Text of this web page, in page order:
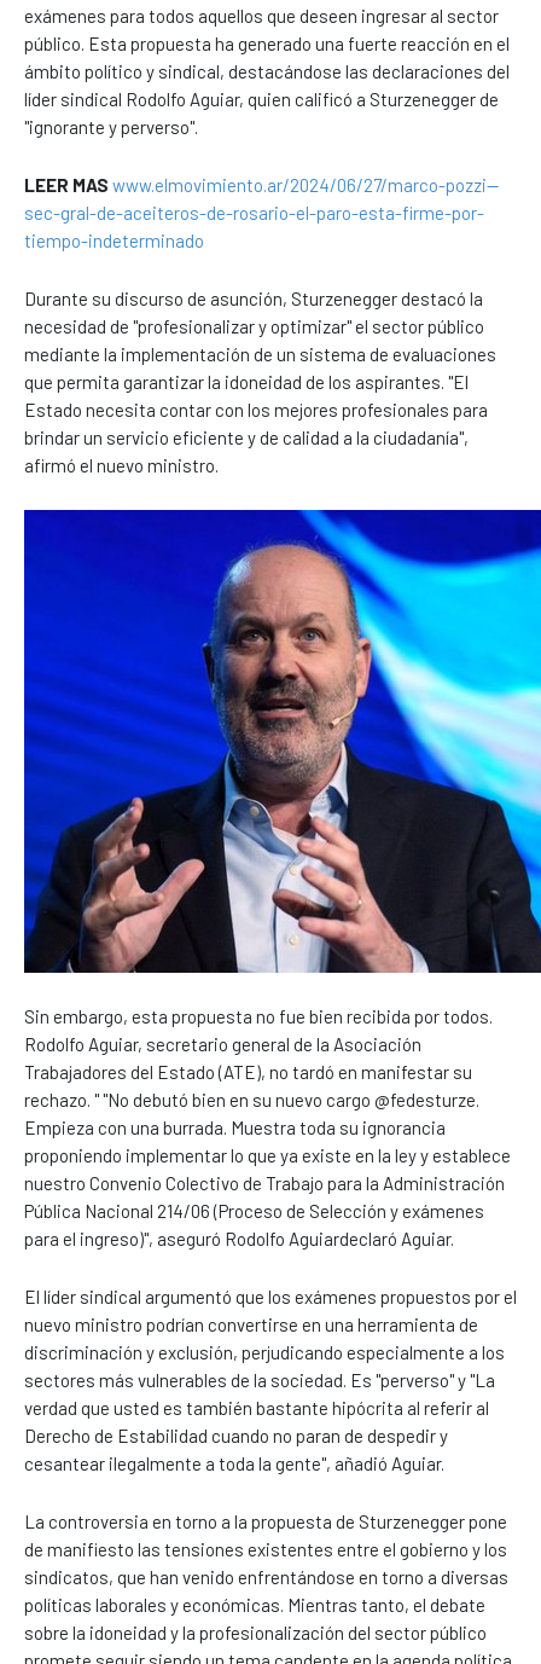
exámenes para todos aquellos que deseen ingresar al sector
público. Esta propuesta ha generado una fuerte reacción en el
ámbito político y sindical, destacándose las declaraciones del
líder sindical Rodolfo Aguiar, quien calificó a Sturzenegger de
"ignorante y perverso".
LEER MAS www.elmovimiento.ar/2024/06/27/marco-pozzi--
sec-gral-de-aceiteros-de-rosario-el-paro-esta-firme-por-
tiempo-indeterminado
Durante su discurso de asunción, Sturzenegger destacó la
necesidad de "profesionalizar y optimizar" el sector público
mediante la implementación de un sistema de evaluaciones
que permita garantizar la idoneidad de los aspirantes. "El
Estado necesita contar con los mejores profesionales para
brindar un servicio eficiente y de calidad a la ciudadanía",
afirmó el nuevo ministro.
Sin embargo, esta propuesta no fue bien recibida por todos.
Rodolfo Aguiar, secretario general de la Asociación
Trabajadores del Estado (ATE), no tardó en manifestar su
rechazo. " "No debutó bien en su nuevo cargo @fedesturze.
Empieza con una burrada. Muestra toda su ignorancia
proponiendo implementar lo que ya existe en la ley y establece
nuestro Convenio Colectivo de Trabajo para la Administración
Pública Nacional 214/06 (Proceso de Selección y exámenes
para el ingreso)", aseguró Rodolfo Aguiardeclaró Aguiar.
El líder sindical argumentó que los exámenes propuestos por el
nuevo ministro podrían convertirse en una herramienta de
discriminación y exclusión, perjudicando especialmente a los
sectores más vulnerables de la sociedad. Es "perverso" y "La
verdad que usted es también bastante hipócrita al referir al
Derecho de Estabilidad cuando no paran de despedir y
cesantear ilegalmente a toda la gente", añadió Aguiar.
La controversia en torno a la propuesta de Sturzenegger pone
de manifiesto las tensiones existentes entre el gobierno y los
sindicatos, que han venido enfrentándose en torno a diversas
políticas laborales y económicas. Mientras tanto, el debate
sobre la idoneidad y la profesionalización del sector público